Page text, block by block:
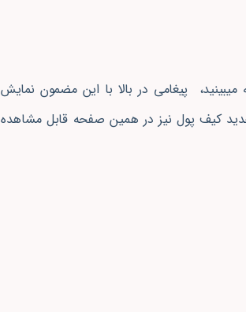
پیغامی در بالا با این مضمون نمایش
کیف پول نیز در همین صفحه قابل مشاهده